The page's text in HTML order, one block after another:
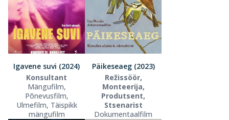
Igavene suvi (2024)
Konsultant
Mängufilm,
Põnevusfilm,
Ulmefilm, Täispikk
mängufilm
Päikeseaeg (2023)
Režissöör,
Monteerija,
Produtsent,
Stsenarist
Dokumentaalfilm